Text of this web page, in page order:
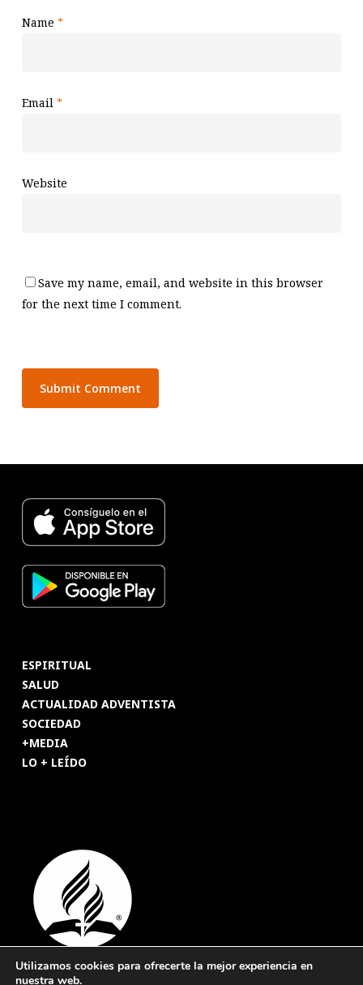
Name *
Email *
Website
Save my name, email, and website in this browser
for the next time I comment.
ESPIRITUAL
SALUD
ACTUALIDAD ADVENTISTA
SOCIEDAD
+MEDIA
LO + LEÍDO
Utilizamos cookies para ofrecerte la mejor experiencia en
nuestra web.